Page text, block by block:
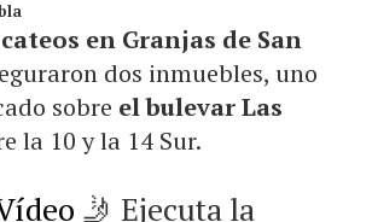
cateos en Granjas de San
dos inmuebles, uno
sobre el bulevar Las
la 10 y la 14 Sur.
🤳 Ejecuta la